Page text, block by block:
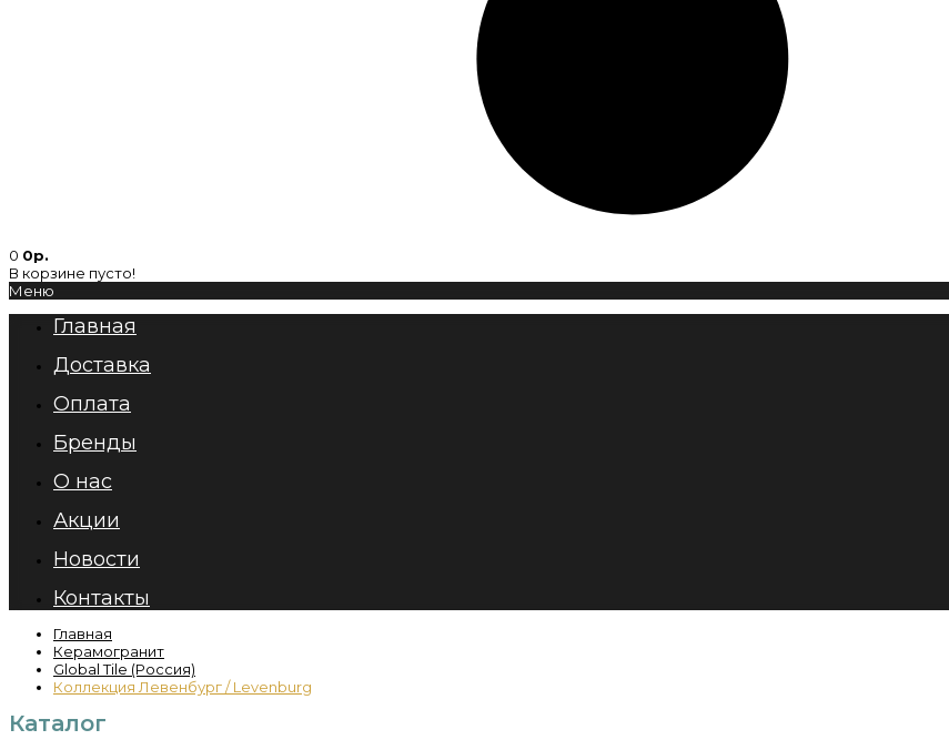
0 0р.
В корзине пусто!
Меню
Главная
Доставка
Оплата
Бренды
О нас
Акции
Новости
Контакты
Главная
Керамогранит
Global Tile (Россия)
Коллекция Левенбург / Levenburg
Каталог